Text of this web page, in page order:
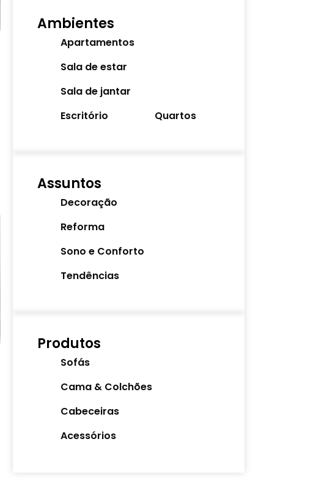
Ambientes
Apartamentos
Sala de estar
Sala de jantar
Escritório
Quartos
Assuntos
Decoração
Reforma
Sono e Conforto
Tendências
Produtos
Sofás
Cama & Colchões
Cabeceiras
Acessórios